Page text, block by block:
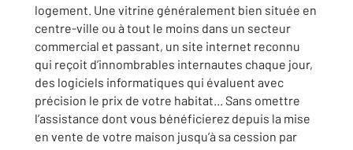
logement. Une vitrine généralement bien située en
centre-ville ou à tout le moins dans un secteur
commercial et passant, un site internet reconnu
qui reçoit d’innombrables internautes chaque jour,
des logiciels informatiques qui évaluent avec
précision le prix de votre habitat... Sans omettre
l’assistance dont vous bénéficierez depuis la mise
en vente de votre maison jusqu’à sa cession par